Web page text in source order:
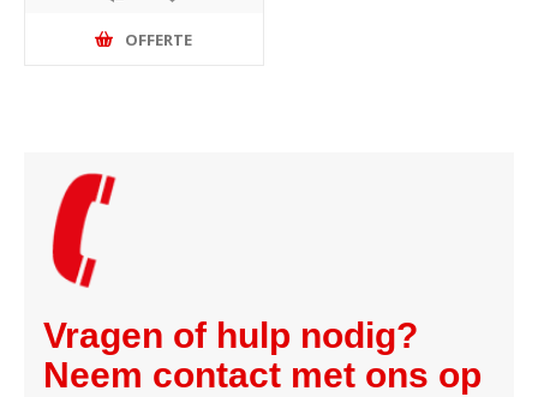
OFFERTE
Vragen of hulp nodig?
Neem contact met ons op